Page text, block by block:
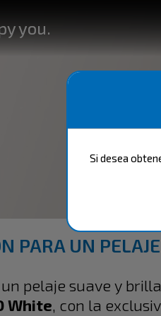
Si desea
you.
you.
PARA UN
pelaje suave y
White , con la